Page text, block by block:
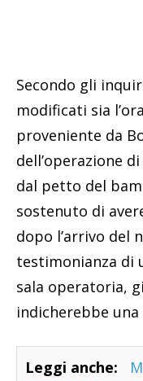
Secondo gli
modificati sia
proveniente da
dell’operazione
dal petto del
sostenuto di
dopo l’arrivo del
testimonianza di
sala operatoria,
indicherebbe
Leggi anche: